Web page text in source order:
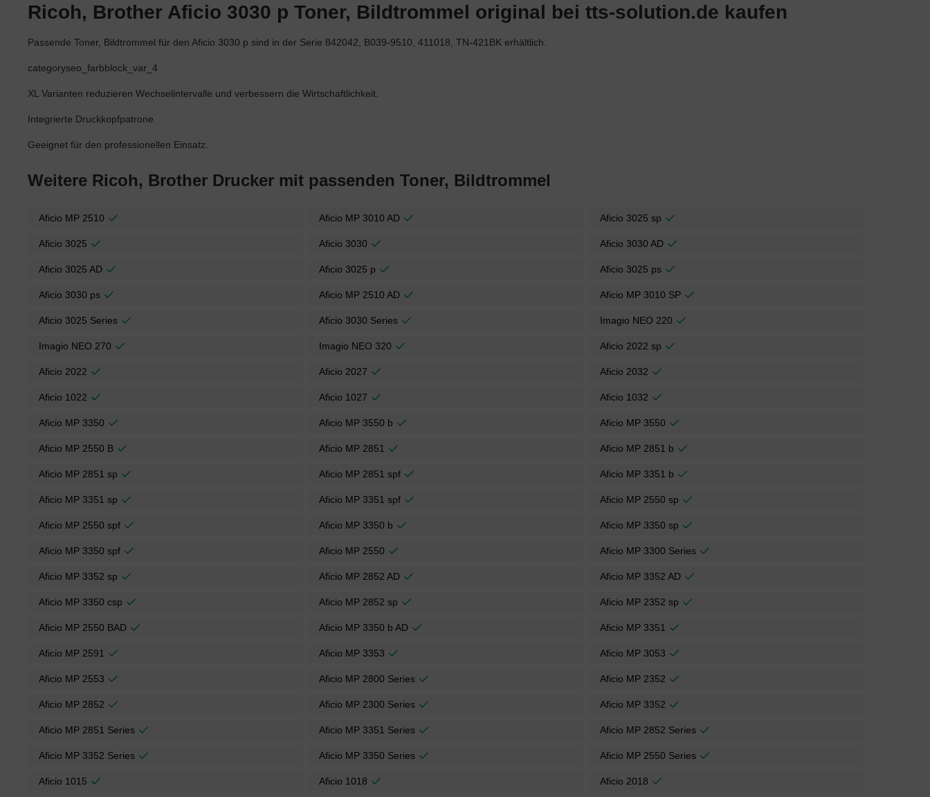
Ricoh, Brother Aficio 3030 p Toner, Bildtrommel original bei tts-solution.de kaufen
Passende Toner, Bildtrommel für den Aficio 3030 p sind in der Serie 842042, B039-9510, 411018, TN-421BK erhältlich.
categoryseo_farbblock_var_4
XL Varianten reduzieren Wechselintervalle und verbessern die Wirtschaftlichkeit.
Integrierte Druckkopfpatrone.
Geeignet für den professionellen Einsatz.
Weitere Ricoh, Brother Drucker mit passenden Toner, Bildtrommel
Aficio MP 2510 Aficio MP 3010 AD Aficio 3025 sp
Aficio 3025 Aficio 3030 Aficio 3030 AD
Aficio 3025 AD Aficio 3025 p Aficio 3025 ps
Aficio 3030 ps Aficio MP 2510 AD Aficio MP 3010 SP
Aficio 3025 Series Aficio 3030 Series Imagio NEO 220
Imagio NEO 270 Imagio NEO 320 Aficio 2022 sp
Aficio 2022 Aficio 2027 Aficio 2032
Aficio 1022 Aficio 1027 Aficio 1032
Aficio MP 3350 Aficio MP 3550 b Aficio MP 3550
Aficio MP 2550 B Aficio MP 2851 Aficio MP 2851 b
Aficio MP 2851 sp Aficio MP 2851 spf Aficio MP 3351 b
Aficio MP 3351 sp Aficio MP 3351 spf Aficio MP 2550 sp
Aficio MP 2550 spf Aficio MP 3350 b Aficio MP 3350 sp
Aficio MP 3350 spf Aficio MP 2550 Aficio MP 3300 Series
Aficio MP 3352 sp Aficio MP 2852 AD Aficio MP 3352 AD
Aficio MP 3350 csp Aficio MP 2852 sp Aficio MP 2352 sp
Aficio MP 2550 BAD Aficio MP 3350 b AD Aficio MP 3351
Aficio MP 2591 Aficio MP 3353 Aficio MP 3053
Aficio MP 2553 Aficio MP 2800 Series Aficio MP 2352
Aficio MP 2852 Aficio MP 2300 Series Aficio MP 3352
Aficio MP 2851 Series Aficio MP 3351 Series Aficio MP 2852 Series
Aficio MP 3352 Series Aficio MP 3350 Series Aficio MP 2550 Series
Aficio 1015 Aficio 1018 Aficio 2018